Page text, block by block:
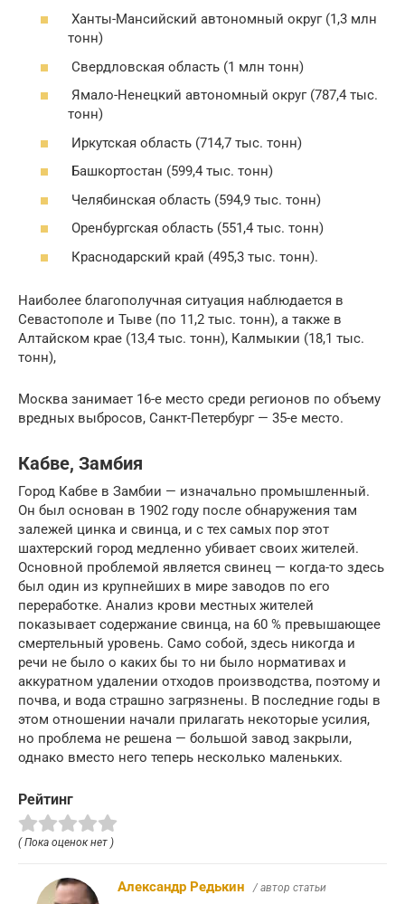
Ханты-Мансийский автономный округ (1,3 млн
тонн)
Свердловская область (1 млн тонн)
Ямало-Ненецкий автономный округ (787,4 тыс.
тонн)
Иркутская область (714,7 тыс. тонн)
Башкортостан (599,4 тыс. тонн)
Челябинская область (594,9 тыс. тонн)
Оренбургская область (551,4 тыс. тонн)
Краснодарский край (495,3 тыс. тонн).
Наиболее благополучная ситуация наблюдается в
Севастополе и Тыве (по 11,2 тыс. тонн), а также в
Алтайском крае (13,4 тыс. тонн), Калмыкии (18,1 тыс.
тонн),
Москва занимает 16-е место среди регионов по объему
вредных выбросов, Санкт-Петербург — 35-е место.
Кабве, Замбия
Город Кабве в Замбии — изначально промышленный.
Он был основан в 1902 году после обнаружения там
залежей цинка и свинца, и с тех самых пор этот
шахтерский город медленно убивает своих жителей.
Основной проблемой является свинец — когда-то здесь
был один из крупнейших в мире заводов по его
переработке. Анализ крови местных жителей
показывает содержание свинца, на 60 % превышающее
смертельный уровень. Само собой, здесь никогда и
речи не было о каких бы то ни было нормативах и
аккуратном удалении отходов производства, поэтому и
почва, и вода страшно загрязнены. В последние годы в
этом отношении начали прилагать некоторые усилия,
но проблема не решена — большой завод закрыли,
однако вместо него теперь несколько маленьких.
Рейтинг
( Пока оценок нет )
Александр Редькин / автор статьи